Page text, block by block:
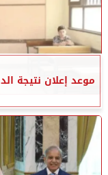
موعد إعلان نتيجة